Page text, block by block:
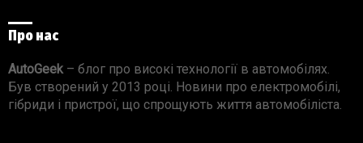
Про нас
AutoGeek– блог про високі технології в автомобілях.
Був створений у 2013 році. Новини про електромобілі,
гібриди і пристрої, що спрощують життя автомобіліста.